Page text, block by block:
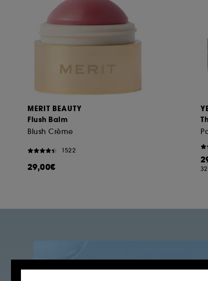
MERIT BEAUTY
Flush Balm
Blush Crème
1522
29,00€